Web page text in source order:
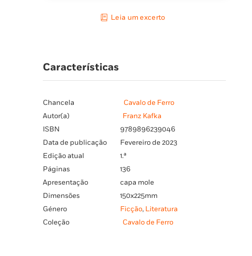
Leia um excerto
Características
Chancela
Cavalo de Ferro
Autor(a)
Franz Kafka
ISBN
9789896239046
Data de publicação
Fevereiro de 2023
Edição atual
1.ª
Páginas
136
Apresentação
capa mole
Dimensões
150x225mm
Género
Ficção, Literatura
Coleção
Cavalo de Ferro